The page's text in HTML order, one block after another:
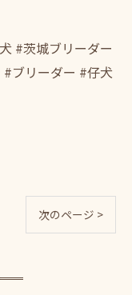
#茨城ブリーダー
ブリーダー #仔犬
次のページ >